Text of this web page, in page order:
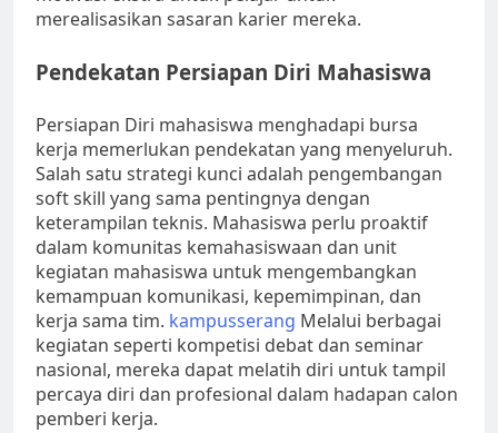
merealisasikan sasaran karier mereka.
Pendekatan Persiapan Diri Mahasiswa
Persiapan Diri mahasiswa menghadapi bursa
kerja memerlukan pendekatan yang menyeluruh.
Salah satu strategi kunci adalah pengembangan
soft skill yang sama pentingnya dengan
keterampilan teknis. Mahasiswa perlu proaktif
dalam komunitas kemahasiswaan dan unit
kegiatan mahasiswa untuk mengembangkan
kemampuan komunikasi, kepemimpinan, dan
kerja sama tim. kampusserang Melalui berbagai
kegiatan seperti kompetisi debat dan seminar
nasional, mereka dapat melatih diri untuk tampil
percaya diri dan profesional dalam hadapan calon
pemberi kerja.